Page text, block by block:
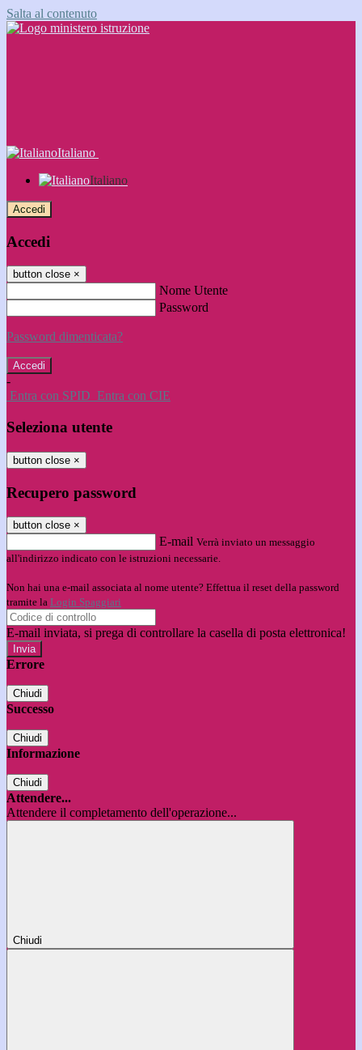
Salta al contenuto
Italiano
Italiano
Accedi
Accedi
button close ×
Nome Utente
Password
Password dimenticata?
-
Entra con SPID Entra con CIE
Seleziona utente
button close ×
Recupero password
button close ×
E-mail Verrà inviato un messaggio
all'indirizzo indicato con le istruzioni necessarie.
Non hai una e-mail associata al nome utente? Effettua il reset della password
tramite la Login Spaggiari
E-mail inviata, si prega di controllare la casella di posta elettronica!
Errore
Chiudi
Successo
Chiudi
Informazione
Chiudi
Attendere...
Attendere il completamento dell'operazione...
Chiudi